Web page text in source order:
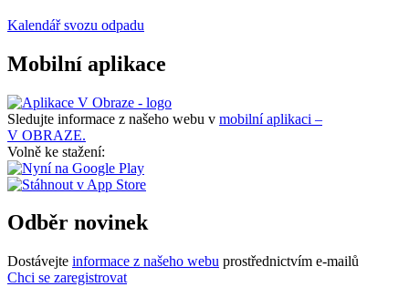
Kalendář svozu odpadu
Mobilní aplikace
Sledujte informace z našeho webu v mobilní aplikaci –
V OBRAZE.
Volně ke stažení:
Odběr novinek
Dostávejte informace z našeho webu prostřednictvím e-mailů
Chci se zaregistrovat